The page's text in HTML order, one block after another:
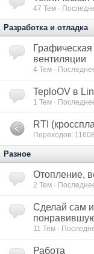
47 Тем ·
Разработка и отладка
Графическая
вентиляции
4 Тем ·
TeploOV в
1 Тем ·
RTI
Переходов: 11608
Разное
Отопление,
2 Тем ·
Сделай сам
11 Тем ·
Работа